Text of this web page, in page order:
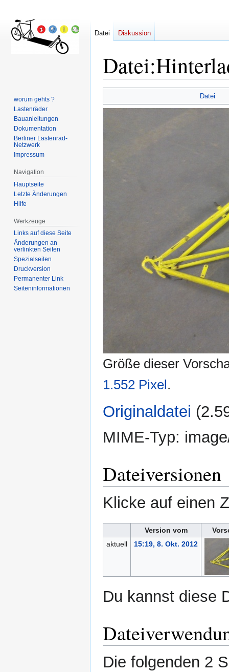
Datei:
Navigation
Suche
Datei
Größe dieser
1.552 Pixel.
Originaldatei
MIME-Typ:
Dateiversionen
Klicke auf einen
Version vom
aktuell
15:19, 8. Okt. 2012
Du kannst diese
Die folgenden 2
Datei Diskussion
worum gehts ?
Lastenräder
Bauanleitungen
Dokumentation
Berliner Lastenrad-
Netzwerk
Impressum
Navigation
Hauptseite
Letzte Änderungen
Hilfe
Werkzeuge
Links auf diese Seite
Änderungen an
verlinkten Seiten
Spezialseiten
Druckversion
Permanenter Link
Seiten­informationen